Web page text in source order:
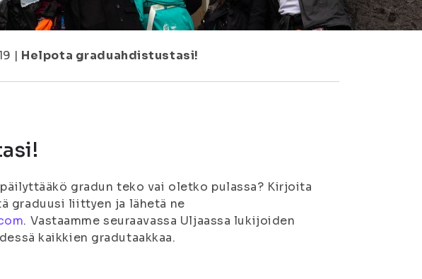
| Helpota graduahdistustasi!
gradun teko vai oletko pulassa? Kirjoita
graduusi liittyen ja lähetä ne
. Vastaamme seuraavassa Uljaassa lukijoiden
kaikkien gradutaakkaa.